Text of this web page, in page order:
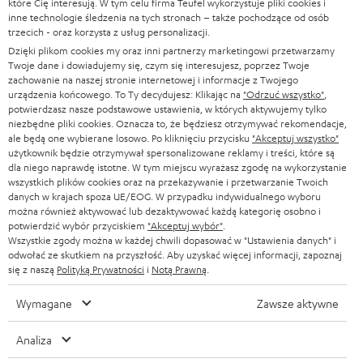
e
t
t
e
r
a
SOUNDBARY
GŁOŚNIKI HIFI
SMART HOME
BLUETOOTH
SŁUCHAWKI
SŁUCHAWKI BLUETOOTH
WIEŻE HI-FI
GŁOŚNIKI
ULTIMA
SŁUCHAWKI DOUSZNE
KARIERA
KONTAKT PRASOWY
B2B
BLOG
NEWSLETTER
SKLEPY
KORZYŚCI
TEUFEL STORY
ZARZĄD
TROSKA O ŚRODOWISKO
NIEMCY
AUSTRIA
SZWAJCARIA
HOLANDIA
BELGIA
FRANCJA
POLSKA
HISZPANIA
inne technologie śledzenia na tych stronach – także pochodzące od osób
trzecich - oraz korzysta z usług personalizacji.
Dzięki plikom cookies my oraz inni partnerzy marketingowi przetwarzamy
Twoje dane i dowiadujemy się, czym się interesujesz, poprzez Twoje
zachowanie na naszej stronie internetowej i informacje z Twojego
urządzenia końcowego. To Ty decydujesz: Klikając na "Odrzuć wszystko"
potwierdzasz nasze podstawowe ustawienia, w których aktywujemy tylko
niezbędne pliki cookies. Oznacza to, że będziesz otrzymywać rekomendacje,
ale będą one wybierane losowo. Po kliknięciu przycisku "Akceptuj wszystko"
użytkownik będzie otrzymywał spersonalizowane reklamy i treści, które są
dla niego naprawdę istotne. W tym miejscu wyrażasz zgodę na wykorzystanie
wszystkich plików cookies oraz na przekazywanie i przetwarzanie Twoich
danych w krajach spoza UE/EOG. W przypadku indywidualnego wyboru
można również aktywować lub dezaktywować każdą kategorię osobno i
potwierdzić wybór przyciskiem "Akceptuj wybór"
Wszystkie zgody można w każdej chwili dopasować w "Ustawienia danych" i
odwołać ze skutkiem na przyszłość. Aby uzyskać więcej informacji, zapoznaj
się z naszą Polityką Prywatności i Notą Prawną
Wymagane Zawsze aktywne
Analiza